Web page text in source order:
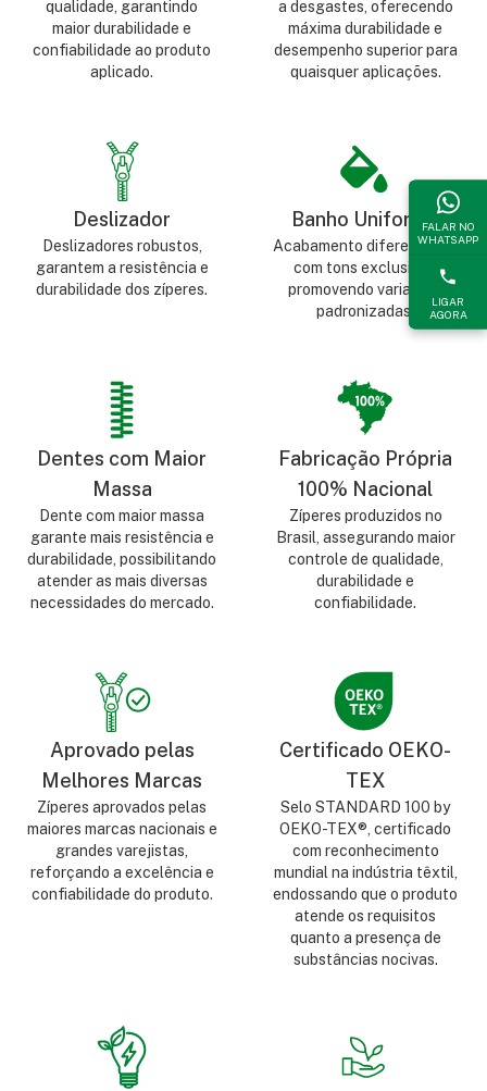
qualidade, garantindo
maior durabilidade e
confiabilidade ao produto
aplicado.
a desgastes, oferecendo
máxima durabilidade e
desempenho superior para
quaisquer aplicações.
Deslizador
Deslizadores robustos,
garantem a resistência e
durabilidade dos zíperes.
Banho Uniforme
Acabamento diferenciado,
com tons exclusivos,
promovendo variantes
padronizadas.
Dentes com Maior
Massa
Dente com maior massa
garante mais resistência e
durabilidade, possibilitando
atender as mais diversas
necessidades do mercado.
Fabricação Própria
100% Nacional
Zíperes produzidos no
Brasil, assegurando maior
controle de qualidade,
durabilidade e
confiabilidade.
Aprovado pelas
Melhores Marcas
Zíperes aprovados pelas
maiores marcas nacionais e
grandes varejistas,
reforçando a excelência e
confiabilidade do produto.
Certificado OEKO-
TEX
Selo STANDARD 100 by
OEKO-TEX®, certificado
com reconhecimento
mundial na indústria têxtil,
endossando que o produto
atende os requisitos
quanto a presença de
substâncias nocivas.
FALAR NO
WHATSAPP
LIGAR
AGORA